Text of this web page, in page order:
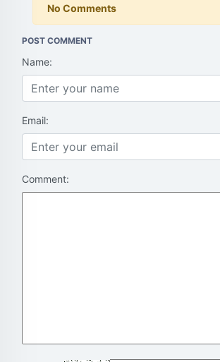
No Comments
POST COMMENT
Name:
Email:
Comment: